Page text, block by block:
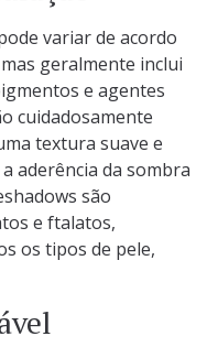
variar de acordo
geralmente inclui
e agentes
cuidadosamente
textura suave e
aderência da sombra
são
e ftalatos,
os tipos de pele,